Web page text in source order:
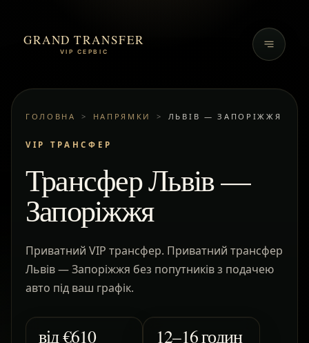
GRAND TRANSFER
VIP СЕРВІС
ГОЛОВНА > НАПРЯМКИ > ЛЬВІВ — ЗАПОРІЖЖЯ
VIP ТРАНСФЕР
Трансфер Львів —
Запоріжжя
Приватний VIP трансфер. Приватний трансфер
Львів — Запоріжжя без попутників з подачею
авто під ваш графік.
від€610 12–16 годин